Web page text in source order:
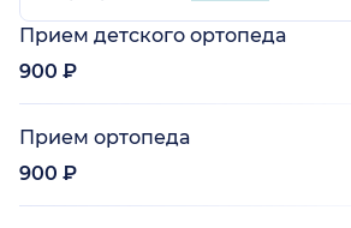
Прием детского ортопеда
900 ₽
Прием ортопеда
900 ₽